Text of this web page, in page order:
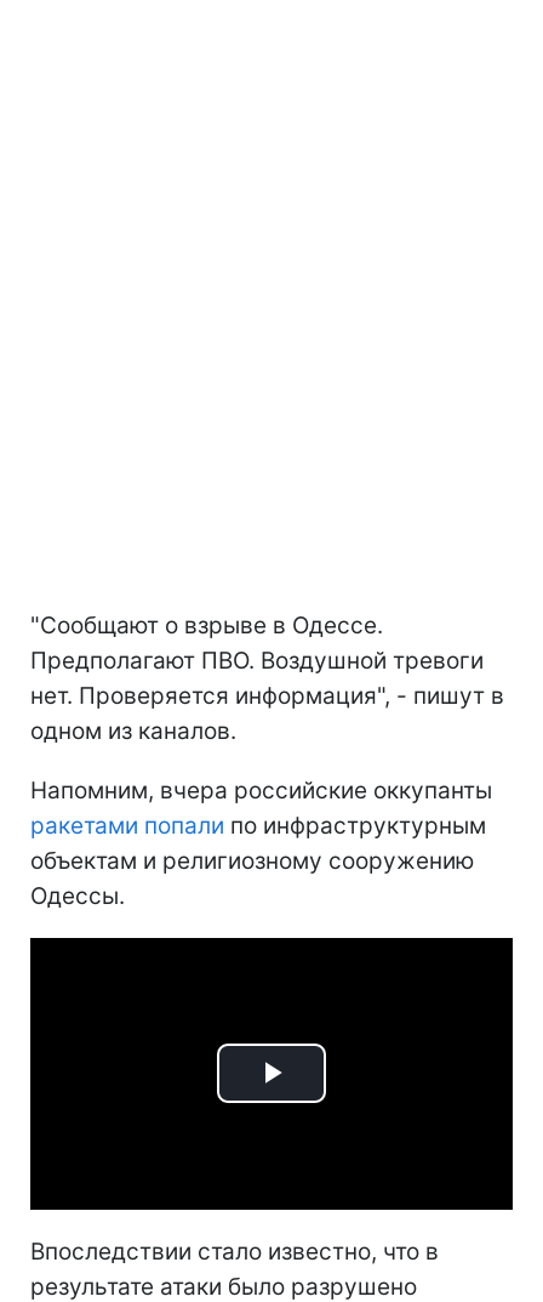
"Сообщают о взрыве в Одессе.
Предполагают ПВО. Воздушной тревоги
нет. Проверяется информация", - пишут в
одном из каналов.
Напомним, вчера российские оккупанты
ракетами попали по инфраструктурным
объектам и религиозному сооружению
Одессы.
Play
Впоследствии стало известно, что в
результате атаки было разрушено